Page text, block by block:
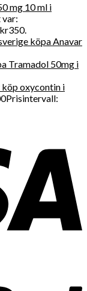
mg 10 ml i
köpa Anavar
Tramadol 50mg i
köp oxycontin i
Prisintervall: